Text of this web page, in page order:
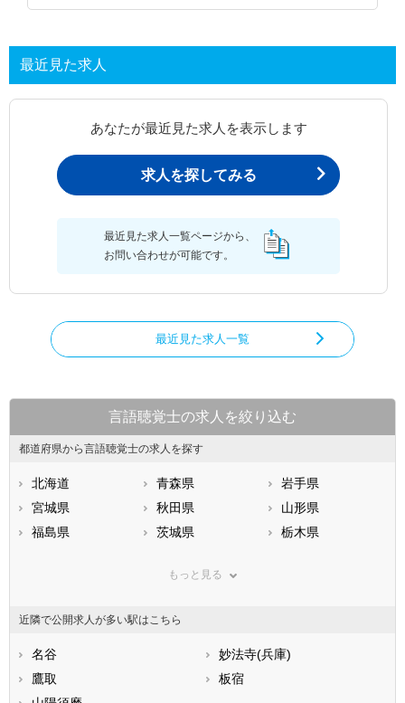
最近見た求人
あなたが最近見た求人を表示します
求人を探してみる
最近見た求人一覧ページから、
お問い合わせが可能です。
最近見た求人一覧
言語聴覚士の求人を絞り込む
都道府県から言語聴覚士の求人を探す
北海道 青森県
岩手県
宮城県
秋田県
山形県
福島県
茨城県
栃木県
神奈川県
石川県
福井県
静岡県
三重県
滋賀県
もっと見る
近隣で公開求人が多い駅はこちら
名谷
妙法寺(兵庫)
鷹取
板宿